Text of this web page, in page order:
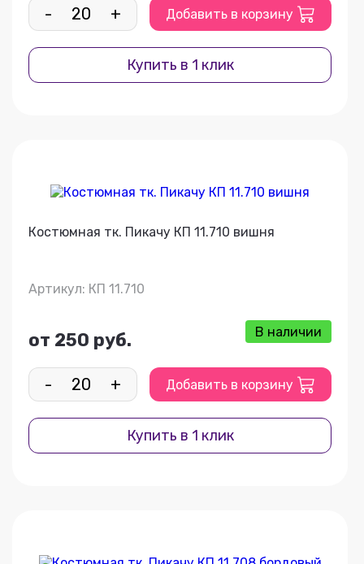
- + Добавить в корзину
Купить в 1 клик
Костюмная тк. Пикачу КП 11.710 вишня
Артикул: КП 11.710
от 250 руб. В наличии
- + Добавить в корзину
Купить в 1 клик